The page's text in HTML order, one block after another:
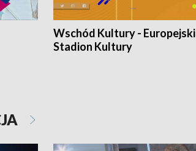
Wschód Kultury - Europejski
Stadion Kultury